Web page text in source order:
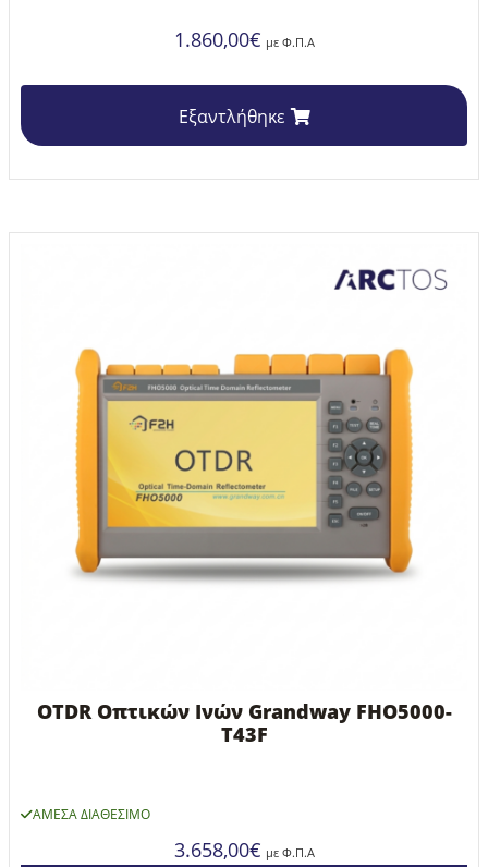
1.860,00€ με Φ.Π.Α
Εξαντλήθηκε
OTDR Οπτικών Ινών Grandway FHO5000-
T43F
ΆΜΕΣΑ ΔΙΑΘΈΣΙΜΟ
3.658,00€ με Φ.Π.Α